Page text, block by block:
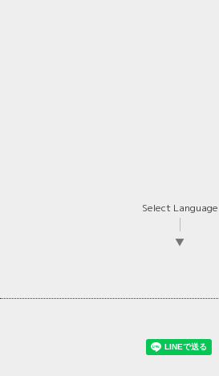
Select Language
▼